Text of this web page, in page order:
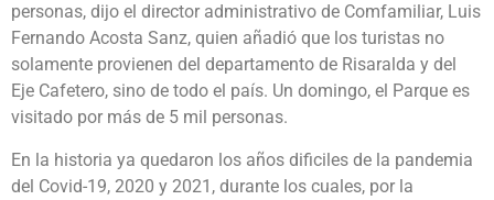
personas, dijo el director administrativo de Comfamiliar, Luis
Fernando Acosta Sanz, quien añadió que los turistas no
solamente provienen del departamento de Risaralda y del
Eje Cafetero, sino de todo el país. Un domingo, el Parque es
visitado por más de 5 mil personas.
En la historia ya quedaron los años dificiles de la pandemia
del Covid-19, 2020 y 2021, durante los cuales, por la